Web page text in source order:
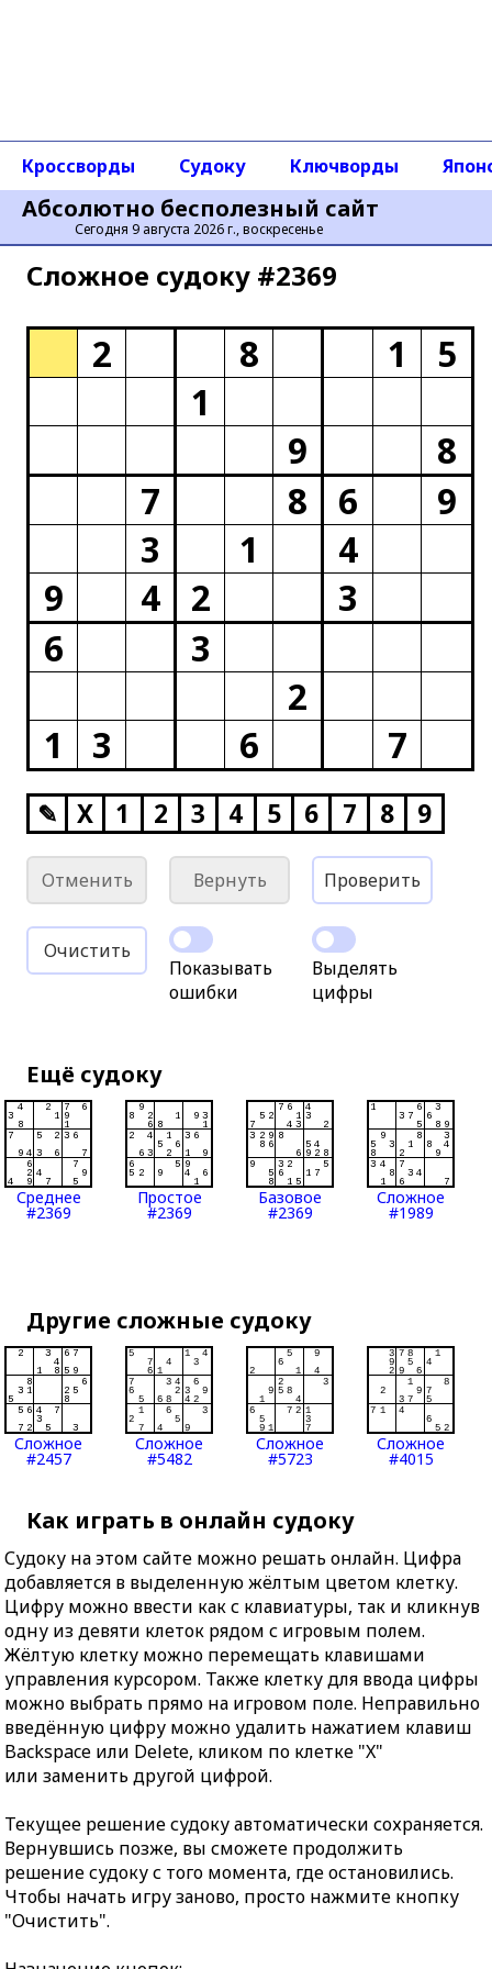
Абсолютно бесполезный сайт
Сегодня 9 августа 2026 г., воскресенье
Кроссворды Судоку Ключворды
Сложное cудоку #2369
2 8 1
5
1
9
8
7
8 6
9
3
1
4
9
4 2
3
6
3
2
1
3 6 7
✎ X 1 2 3 4 5 6 7 8 9
Отменить Вернуть Проверить
Очистить
Показывать
ошибки
Выделять
цифры
Ещё судоку
Среднее
#2369
Простое
#2369
Базовое
#2369
Сложное
#1989
Другие сложные судоку
Сложное
#2457
Сложное
#5482
Сложное
#5723
Сложное
#4015
Как играть в онлайн судоку
Судоку на этом сайте можно решать онлайн. Цифра
добавляется в выделенную жёлтым цветом клетку.
Цифру можно ввести как с клавиатуры, так и кликнув
одну из девяти клеток рядом с игровым полем.
Жёлтую клетку можно перемещать клавишами
управления курсором. Также клетку для ввода цифры
можно выбрать прямо на игровом поле. Неправильно
введённую цифру можно удалить нажатием клавиш
Backspace или Delete, кликом по клетке "X"
или заменить другой цифрой.
Текущее решение судоку автоматически сохраняется.
Вернувшись позже, вы сможете продолжить
решение судоку с того момента, где остановились.
Чтобы начать игру заново, просто нажмите кнопку
"Очистить".